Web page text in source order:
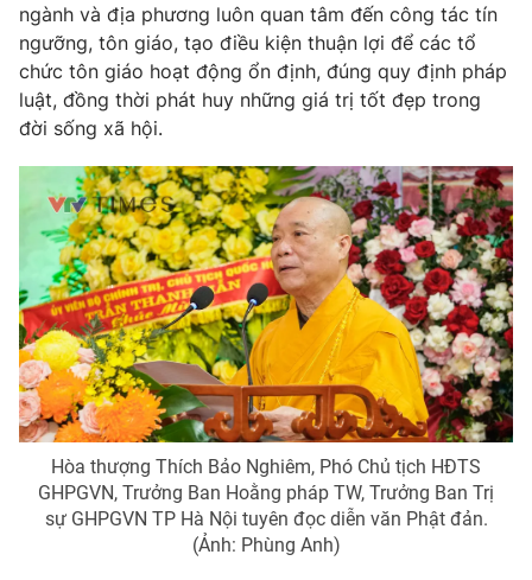
ngành và địa phương luôn quan tâm đến công tác tín
ngưỡng, tôn giáo, tạo điều kiện thuận lợi để các tổ
chức tôn giáo hoạt động ổn định, đúng quy định pháp
luật, đồng thời phát huy những giá trị tốt đẹp trong
đời sống xã hội.
Hòa thượng Thích Bảo Nghiêm, Phó Chủ tịch HĐTS
GHPGVN, Trưởng Ban Hoằng pháp TW, Trưởng Ban Trị
sự GHPGVN TP Hà Nội tuyên đọc diễn văn Phật đản.
(Ảnh: Phùng Anh)